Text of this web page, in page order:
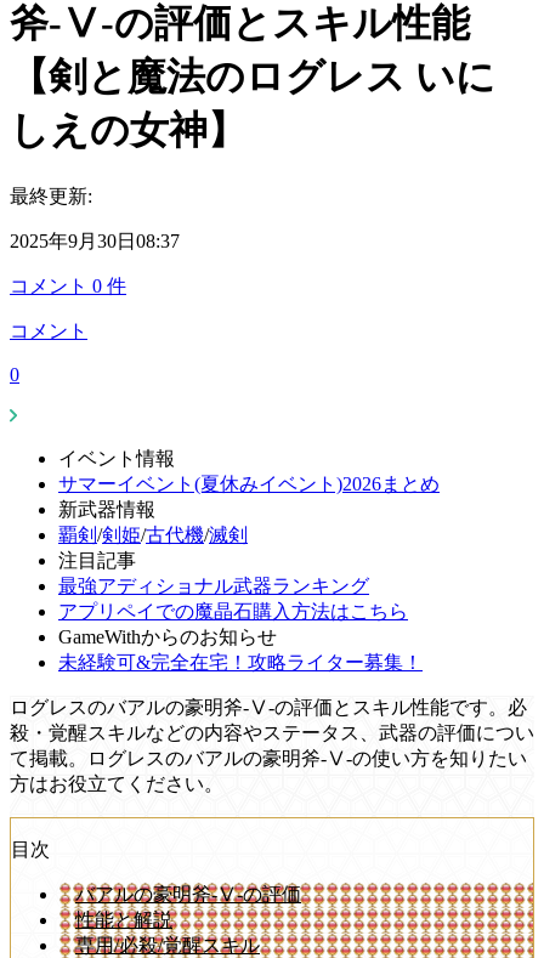
斧-Ⅴ-の評価とスキル性能
【剣と魔法のログレス いに
しえの女神】
最終更新:
2025年9月30日08:37
コメント 0 件
コメント
0
イベント情報
サマーイベント(夏休みイベント)2026まとめ
新武器情報
覇剣 /剣姫/古代機/滅剣
注目記事
最強アディショナル武器ランキング
アプリペイでの魔晶石購入方法はこちら
GameWithからのお知らせ
未経験可&完全在宅！攻略ライター募集！
ログレスのバアルの豪明斧-Ⅴ-の評価とスキル性能です。必
殺・覚醒スキルなどの内容やステータス、武器の評価につい
て掲載。ログレスのバアルの豪明斧-Ⅴ-の使い方を知りたい
方はお役立てください。
目次
バアルの豪明斧-Ⅴ-の評価
性能と解説
専用/必殺/覚醒スキル